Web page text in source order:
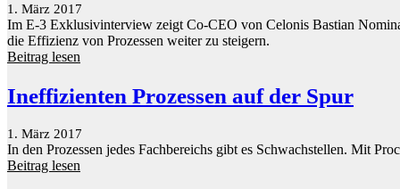
1. März 2017
Im E-3 Exklusivinterview zeigt Co-CEO von Celonis Bastian
die Effizienz von Prozessen weiter zu steigern.
Beitrag lesen
Ineffizienten Prozessen auf der Spur
1. März 2017
In den Prozessen jedes Fachbereichs gibt es Schwachstellen. Mit
Beitrag lesen